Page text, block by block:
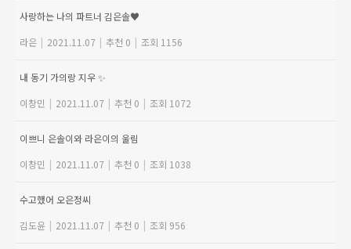
사랑하는 나의 파트너 김은솔♥
라은 | 2021.11.07 | 추천 0 | 조회 1156
내 동기 가의랑 지우 ✨
이창민 | 2021.11.07 | 추천 0 | 조회 1072
이쁘니 은솔이와 라은이의 울림
이창민 | 2021.11.07 | 추천 0 | 조회 1038
수고했어 오은정씨
김도윤 | 2021.11.07 | 추천 0 | 조회 956